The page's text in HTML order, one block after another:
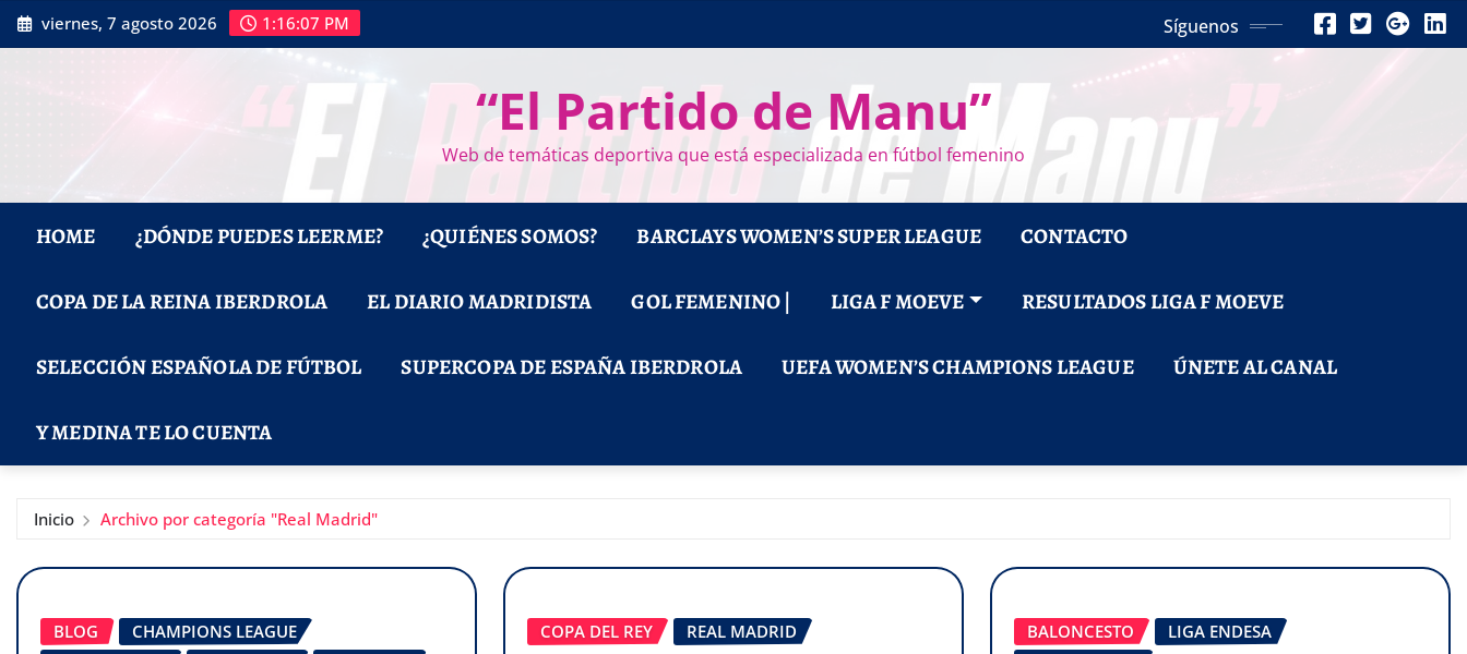
Saltar
al
viernes, 7 agosto 2026 1:16:08 PM Síguenos
“El Partido de Manu”
Web de temáticas deportiva que está especializada en fútbol femenino
HOME ¿DÓNDE PUEDES LEERME? ¿QUIÉNES SOMOS? BARCLAYS WOMEN’S SUPER LEAGUE CONTACTO
COPA DE LA REINA IBERDROLA EL DIARIO MADRIDISTA GOL FEMENINO | LIGA F MOEVE RESULTADOS LIGA F MOEVE
SELECCIÓN ESPAÑOLA DE FÚTBOL SUPERCOPA DE ESPAÑA IBERDROLA UEFA WOMEN’S CHAMPIONS LEAGUE ÚNETE AL CANAL
Y MEDINA TE LO CUENTA
Inicio Archivo por categoría "Real Madrid"
BLOG
CHAMPIONS LEAGUE
COPA DEL REY REAL MADRID BALONCESTO
LIGA ENDESA